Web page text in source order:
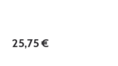
Regulärer Preis:
25,75 €